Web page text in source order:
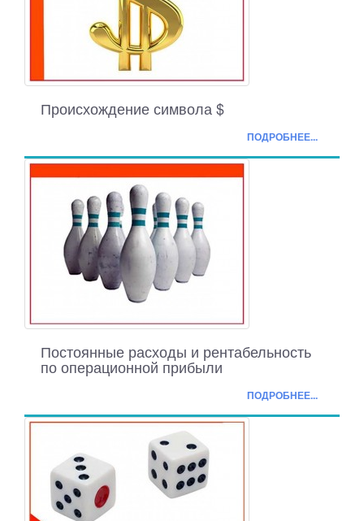
Происхождение символа $
ПОДРОБНЕЕ...
Постоянные расходы и рентабельность
по операционной прибыли
ПОДРОБНЕЕ...